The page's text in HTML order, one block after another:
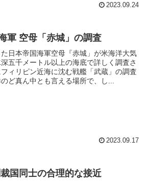
2023.09.24
軍 空母「赤城」の調査
日本帝国海軍空母『赤城」が米海洋大気
五千メートル以上の海底で詳しく調査さ
ィリピン近海に沈む戦艦「武蔵」の調査
ど真ん中とも言える場所で、し...
2023.09.17
国同士の合理的な接近